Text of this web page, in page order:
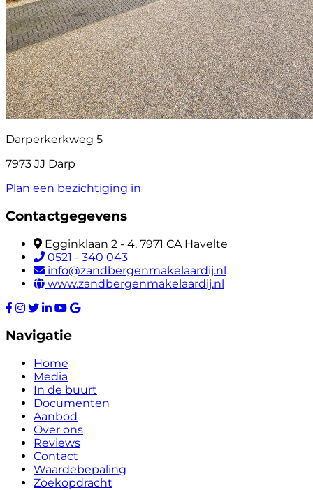
Darperkerkweg 5
7973 JJ Darp
Plan een bezichtiging in
Contactgegevens
Egginklaan 2 - 4, 7971 CA Havelte
0521 - 340 043
info@zandbergenmakelaardij.nl
www.zandbergenmakelaardij.nl
Navigatie
Home
Media
In de buurt
Documenten
Aanbod
Over ons
Reviews
Contact
Waardebepaling
Zoekopdracht